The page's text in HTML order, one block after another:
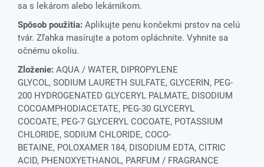
sa s lekárom alebo lekárnikom.
Spôsob použitia: Aplikujte penu končekmi prstov na celú
tvár. Zľahka masírujte a potom opláchnite. Vyhnite sa
očnému okoliu.
Zloženie: AQUA / WATER, DIPROPYLENE
GLYCOL, SODIUM LAURETH SULFATE, GLYCERIN, PEG-
200 HYDROGENATED GLYCERYL PALMATE, DISODIUM
COCOAMPHODIACETATE, PEG-30 GLYCERYL
COCOATE, PEG-7 GLYCERYL COCOATE, POTASSIUM
CHLORIDE, SODIUM CHLORIDE, COCO-
BETAINE, POLOXAMER 184, DISODIUM EDTA, CITRIC
ACID, PHENOXYETHANOL, PARFUM / FRAGRANCE